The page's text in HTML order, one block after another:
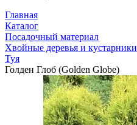
Главная
Каталог
Посадочный материал
Хвойные деревья и кустарники
Туя
Голден Глоб (Golden Globe)